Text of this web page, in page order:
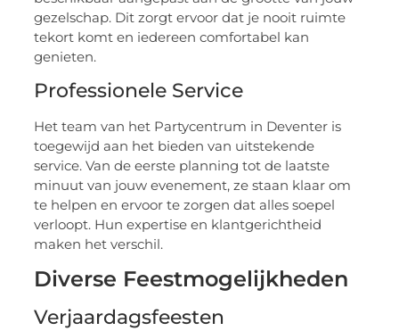
gezelschap. Dit zorgt ervoor dat je nooit ruimte
tekort komt en iedereen comfortabel kan
genieten.
Professionele Service
Het team van het Partycentrum in Deventer is
toegewijd aan het bieden van uitstekende
service. Van de eerste planning tot de laatste
minuut van jouw evenement, ze staan klaar om
te helpen en ervoor te zorgen dat alles soepel
verloopt. Hun expertise en klantgerichtheid
maken het verschil.
Diverse Feestmogelijkheden
Verjaardagsfeesten